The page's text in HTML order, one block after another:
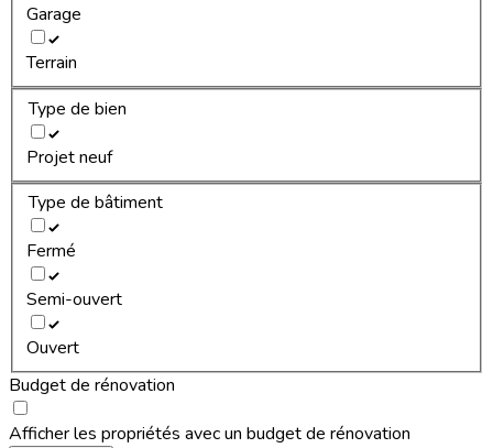
Garage
Terrain
Type de bien
Projet neuf
Type de bâtiment
Fermé
Semi-ouvert
Ouvert
Budget de rénovation
Afficher les propriétés avec un budget de rénovation